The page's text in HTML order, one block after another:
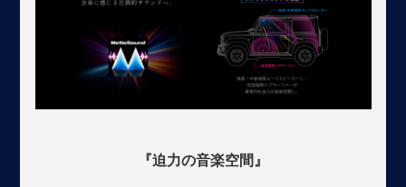
『迫力の音楽空間』